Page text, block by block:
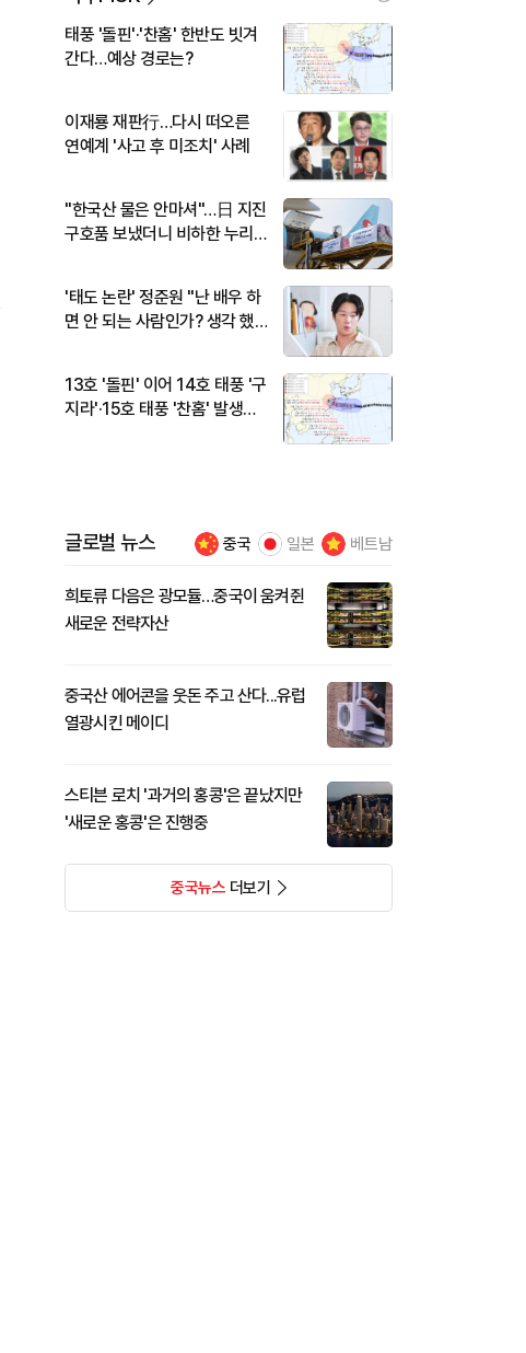
태풍 '돌핀'·'찬홈' 한반도 빗겨
간다…예상 경로는?
이재룡 재판行…다시 떠오른
연예계 '사고 후 미조치' 사례
"한국산 물은 안마셔"…日 지진
구호품 보냈더니 비하한 누리
'태도 논란' 정준원 "난 배우 하
면 안 되는 사람인가? 생각 했
13호 '돌핀' 이어 14호 태풍 '구
지라'·15호 태풍 '찬홈' 발생…
글로벌 뉴스 중국 일본 베트남
희토류 다음은 광모듈…중국이 움켜쥔
새로운 전략자산
중국산 에어콘을 웃돈 주고 산다...유럽
열광시킨 메이디
스티븐 로치 '과거의 홍콩'은 끝났지만
'새로운 홍콩'은 진행중
중국뉴스더보기